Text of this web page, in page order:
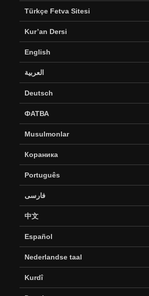
Türkçe Fetva Sitesi
Kur’an Dersi
English
العربية
Deutsch
ФАТВА
Musulmonlar
Кораника
Português
فارسی
中文
Español
Nederlandse taal
Kurdî